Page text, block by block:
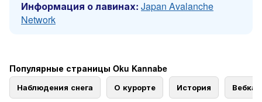
Информация о лавинах: Japan Avalanche
Network
Популярные страницы Oku Kannabe
Наблюдения снега О курорте История